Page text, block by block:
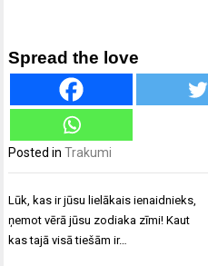
Spread the love
Posted inTrakumi
Ziņu
izvēlne
Lūk, kas ir jūsu lielākais ienaidnieks,
ņemot vērā jūsu zodiaka zīmi! Kaut
kas tajā visā tiešām ir…